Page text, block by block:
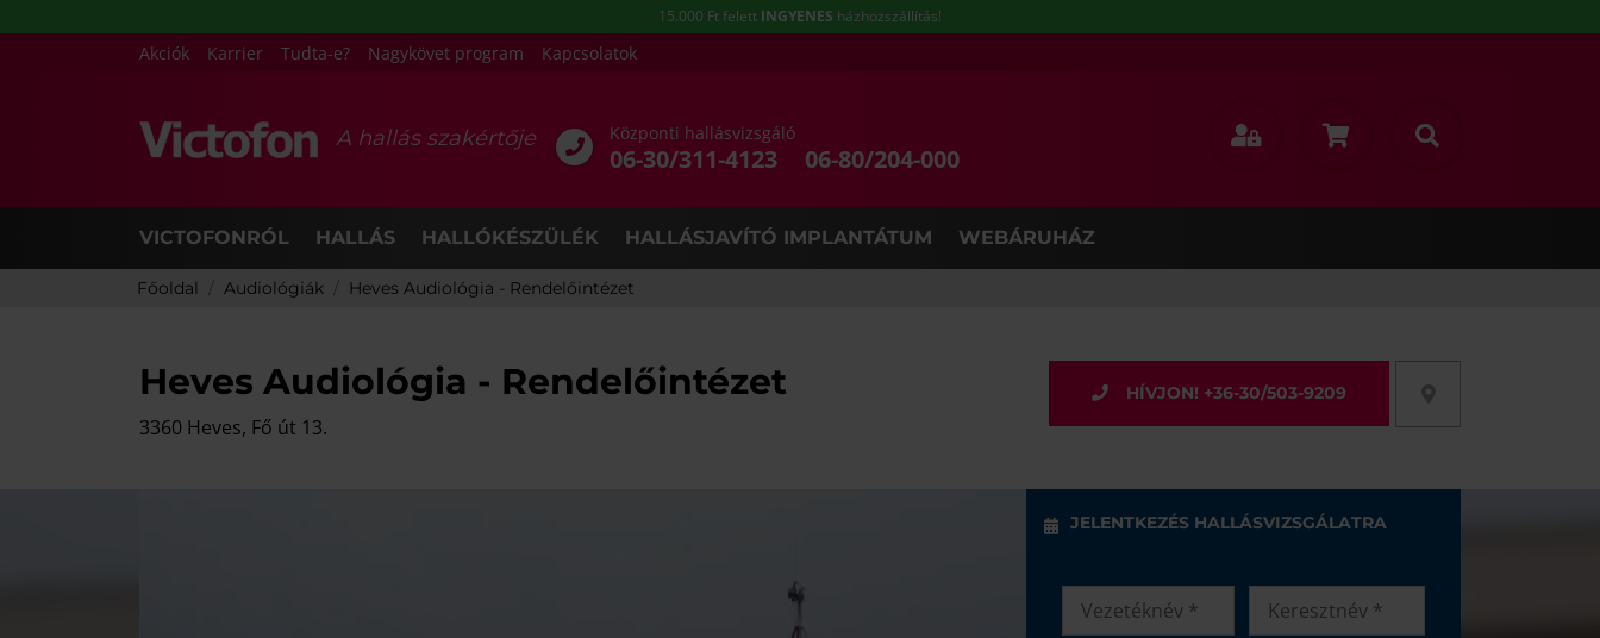
15.000 Ft felett INGYENES házhozszállítás!
Akciók Karrier Tudta-e? Nagykövet program Kapcsolatok
A hallás szakértője Központi hallásvizsgáló
06-30/311-4123 06-80/204-000
VICTOFONRÓL HALLÁS HALLÓKÉSZÜLÉK HALLÁSJAVÍTÓ IMPLANTÁTUM WEBÁRUHÁZ
Főoldal Audiológiák Heves Audiológia - Rendelőintézet
Heves Audiológia - Rendelőintézet
3360 Heves, Fő út 13.
HÍVJON! +36-30/503-9209
JELENTKEZÉS HALLÁSVIZSGÁLATRA